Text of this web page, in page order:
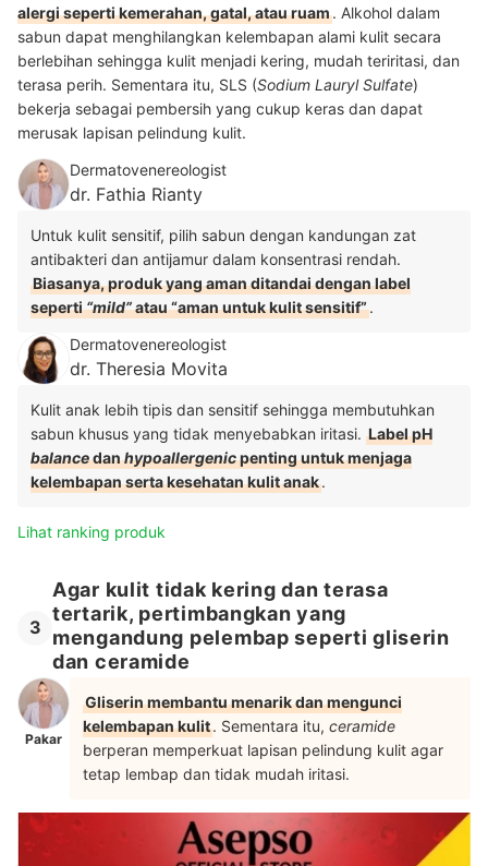
alergi seperti kemerahan, gatal, atau ruam. Alkohol dalam
sabun dapat menghilangkan kelembapan alami kulit secara
berlebihan sehingga kulit menjadi kering, mudah teriritasi, dan
terasa perih. Sementara itu, SLS (Sodium Lauryl Sulfate)
bekerja sebagai pembersih yang cukup keras dan dapat
merusak lapisan pelindung kulit.
Dermatovenereologist
dr. Fathia Rianty
Untuk kulit sensitif, pilih sabun dengan kandungan zat
antibakteri dan antijamur dalam konsentrasi rendah.
Biasanya, produk yang aman ditandai dengan label
seperti“mild”atau “aman untuk kulit sensitif”.
Dermatovenereologist
dr. Theresia Movita
Kulit anak lebih tipis dan sensitif sehingga membutuhkan
sabun khusus yang tidak menyebabkan iritasi. Label pH
balancedanhypoallergenicpenting untuk menjaga
kelembapan serta kesehatan kulit anak.
Lihat ranking produk
3
Agar kulit tidak kering dan terasa
tertarik, pertimbangkan yang
mengandung pelembap seperti gliserin
dan ceramide
Pakar
Gliserin membantu menarik dan mengunci
kelembapan kulit. Sementara itu, ceramide
berperan memperkuat lapisan pelindung kulit agar
tetap lembap dan tidak mudah iritasi.